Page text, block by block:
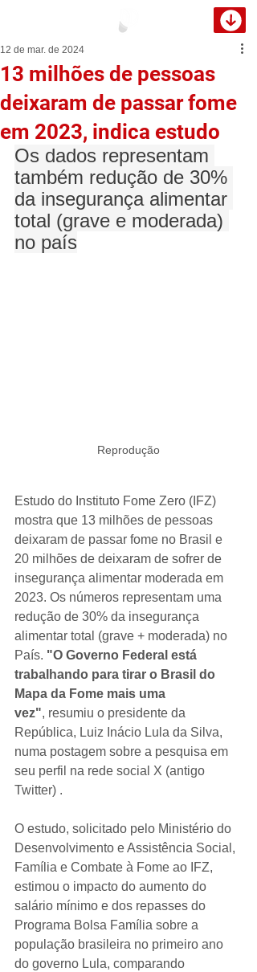
13 milhões de pessoas
deixaram de passar fome
em 2023, indica estudo
12 de mar. de 2024
Os dados representam
também redução de 30%
da insegurança alimentar
total (grave e moderada)
no país
Reprodução
Estudo do Instituto Fome Zero (IFZ)
mostra que 13 milhões de pessoas
deixaram de passar fome no Brasil e
20 milhões de deixaram de sofrer de
insegurança alimentar moderada em
2023. Os números representam uma
redução de 30% da insegurança
alimentar total (grave + moderada) no
País. "O Governo Federal está
trabalhando para tirar o Brasil do
Mapa da Fome mais uma
vez", resumiu o presidente da
República, Luiz Inácio Lula da Silva,
numa postagem sobre a pesquisa em
seu perfil na rede social X (antigo
Twitter) .
O estudo, solicitado pelo Ministério do
Desenvolvimento e Assistência Social,
Família e Combate à Fome ao IFZ,
estimou o impacto do aumento do
salário mínimo e dos repasses do
Programa Bolsa Família sobre a
população brasileira no primeiro ano
do governo Lula, comparando